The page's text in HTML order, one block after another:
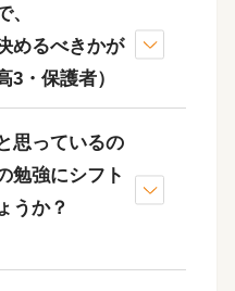
意志と実行力が
めるべきかが
3・保護者）
目的（何を学び
あった志望校を
。
思っているの
勉強にシフト
うか？